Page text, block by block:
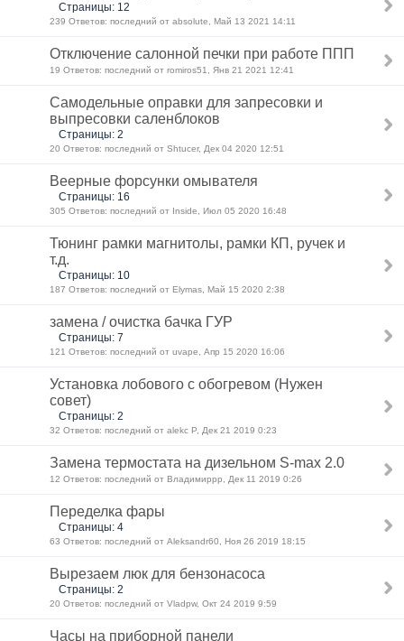
Страницы: 12
239 Ответов: последний от absolute, Май 13 2021 14:11
Отключение салонной печки при работе ППП
19 Ответов: последний от romiros51, Янв 21 2021 12:41
Самодельные оправки для запресовки и
выпресовки саленблоков
Страницы: 2
20 Ответов: последний от Shtucer, Дек 04 2020 12:51
Веерные форсунки омывателя
Страницы: 16
305 Ответов: последний от Inside, Июл 05 2020 16:48
Тюнинг рамки магнитолы, рамки КП, ручек и
т.д.
Страницы: 10
187 Ответов: последний от Elymas, Май 15 2020 2:38
замена / очистка бачка ГУР
Страницы: 7
121 Ответов: последний от uvape, Апр 15 2020 16:06
Установка лобового с обогревом (Нужен
совет)
Страницы: 2
32 Ответов: последний от alekc P, Дек 21 2019 0:23
Замена термостата на дизельном S-max 2.0
12 Ответов: последний от Владимиррр, Дек 11 2019 0:26
Переделка фары
Страницы: 4
63 Ответов: последний от Aleksandr60, Ноя 26 2019 18:15
Вырезаем люк для бензонасоса
Страницы: 2
20 Ответов: последний от Vladpw, Окт 24 2019 9:59
Часы на приборной панели